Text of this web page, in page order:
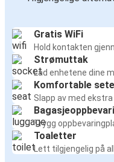
Gratis WiFi
Hold kontakten
Strømuttak
Lad enhetene dine
Komfortable
Slapp av med
Trygg
Toaletter
Lett tilgjengelig på